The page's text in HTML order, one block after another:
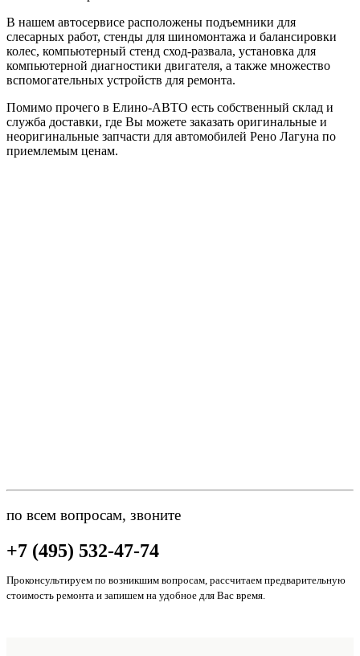
В нашем автосервисе расположены подъемники для
слесарных работ, стенды для шиномонтажа и балансировки
колес, компьютерный стенд сход-развала, установка для
компьютерной диагностики двигателя, а также множество
вспомогательных устройств для ремонта.
Помимо прочего в Елино-АВТО есть собственный склад и
служба доставки, где Вы можете заказать оригинальные и
неоригинальные запчасти для автомобилей Рено Лагуна по
приемлемым ценам.
по всем вопросам, звоните
+7 (495) 532-47-74
Проконсультируем по возникшим вопросам, рассчитаем предварительную
стоимость ремонта и запишем на удобное для Вас время.